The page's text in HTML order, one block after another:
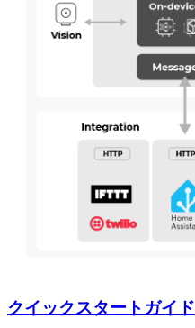
クイックスタートガイド